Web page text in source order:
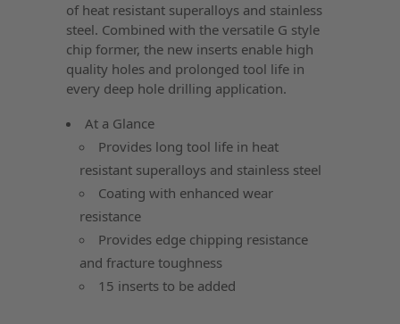
of heat resistant superalloys and stainless
steel. Combined with the versatile G style
chip former, the new inserts enable high
quality holes and prolonged tool life in
every deep hole drilling application.
At a Glance
Provides long tool life in heat
resistant superalloys and stainless steel
Coating with enhanced wear
resistance
Provides edge chipping resistance
and fracture toughness
15 inserts to be added